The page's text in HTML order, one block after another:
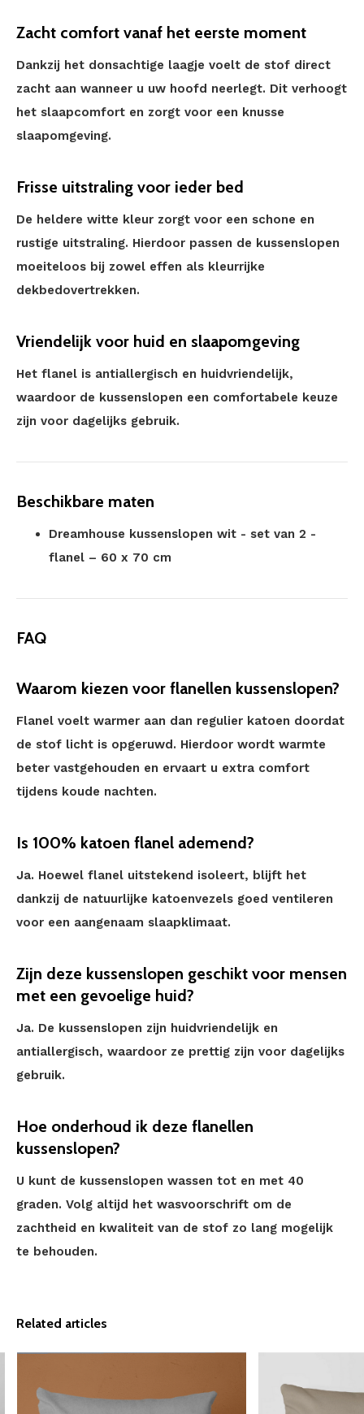
Zacht comfort vanaf het eerste moment
Dankzij het donsachtige laagje voelt de stof direct
zacht aan wanneer u uw hoofd neerlegt. Dit verhoogt
het slaapcomfort en zorgt voor een knusse
slaapomgeving.
Frisse uitstraling voor ieder bed
De heldere witte kleur zorgt voor een schone en
rustige uitstraling. Hierdoor passen de kussenslopen
moeiteloos bij zowel effen als kleurrijke
dekbedovertrekken.
Vriendelijk voor huid en slaapomgeving
Het flanel is antiallergisch en huidvriendelijk,
waardoor de kussenslopen een comfortabele keuze
zijn voor dagelijks gebruik.
Beschikbare maten
Dreamhouse kussenslopen wit - set van 2 -
flanel – 60 x 70 cm
FAQ
Waarom kiezen voor flanellen kussenslopen?
Flanel voelt warmer aan dan regulier katoen doordat
de stof licht is opgeruwd. Hierdoor wordt warmte
beter vastgehouden en ervaart u extra comfort
tijdens koude nachten.
Is 100% katoen flanel ademend?
Ja. Hoewel flanel uitstekend isoleert, blijft het
dankzij de natuurlijke katoenvezels goed ventileren
voor een aangenaam slaapklimaat.
Zijn deze kussenslopen geschikt voor mensen
met een gevoelige huid?
Ja. De kussenslopen zijn huidvriendelijk en
antiallergisch, waardoor ze prettig zijn voor dagelijks
gebruik.
Hoe onderhoud ik deze flanellen
kussenslopen?
U kunt de kussenslopen wassen tot en met 40
graden. Volg altijd het wasvoorschrift om de
zachtheid en kwaliteit van de stof zo lang mogelijk
te behouden.
Related articles